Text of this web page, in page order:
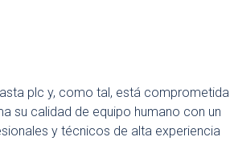
plc y, como tal, está comprometida
su calidad de equipo humano con un
y técnicos de alta experiencia